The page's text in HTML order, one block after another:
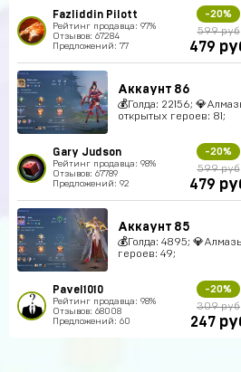
Fazliddin Pilott
Рейтинг продавца: 97%
Отзывов: 67284
Предложений: 77
-20%
599 руб
479
Аккаунт 86
💰Голда: 22156;
открытых героев: 81;
Gary Judson
Рейтинг продавца: 98%
Отзывов: 67789
Предложений: 92
-20%
599 руб
479
Аккаунт 85
💰Голда: 4895;
героев: 49;
Pavel1010
Рейтинг продавца: 98%
Отзывов: 68008
Предложений: 60
-20%
309 руб
247